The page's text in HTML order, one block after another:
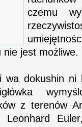
czemu
jest możliwe.
wa dokushin
z terenów